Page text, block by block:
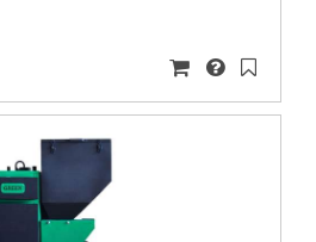
ПОДРОБНЕЕ...